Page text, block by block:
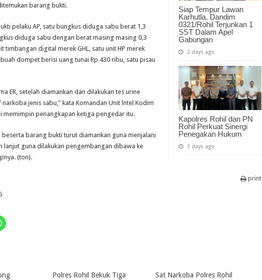
Siap Tempur Lawan
Karhutla, Dandim
0321/Rohil Terjunkan 1
SST Dalam Apel
Gabungan
2 days ago
Kapolres Rohil dan PN
Rohil Perkuat Sinergi
Penegakan Hukum
3 days ago
barang bukti.
pelaku AP, satu bungkus diduga sabu berat 1,3
diduga sabu dengan berat masing masing 0,3
timbangan digital merek GHL, satu unit HP merek
dompet berisi uang tunai Rp 430 ribu, satu pisau
ER, setelah diamankan dan dilakukan tes urine
jenis sabu,” kata Komandan Unit lntel Kodim
memimpin penangkapan ketiga pengedar itu.
beserta barang bukti turut diamankan guna menjalani
lanjut guna dilakukan pengembangan dibawa ke
(ton).
print
Polres Rohil Bekuk Tiga
Sat Narkoba Polres Rohil